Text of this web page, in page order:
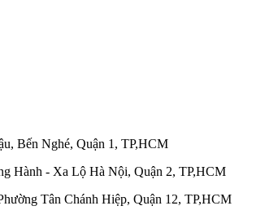
Bến Nghé, Quận 1, TP,HCM
Hành - Xa Lộ Hà Nội, Quận 2, TP,HCM
Tân Chánh Hiệp, Quận 12, TP,HCM